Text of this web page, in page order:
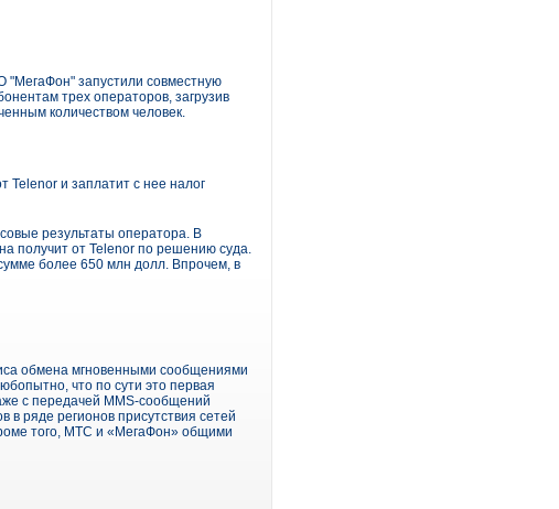
запустили совместную
трех операторов, загрузив
количеством человек.
и заплатит с нее налог
результаты оператора. В
получит от Telenor по решению суда.
более 650 млн долл. Впрочем, в
обмена мгновенными сообщениями
что по сути это первая
с передачей MMS-сообщений
ряде регионов присутствия сетей
того, МТС и «МегаФон» общими